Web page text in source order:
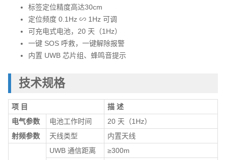
标签定位精度高达30cm
定位频度 0.1Hz ∽ 1Hz 可调
可充电式电池，20 天（1Hz）
一键 SOS 呼救，一键解除报警
内置 UWB 芯片组、蜂鸣音提示
技术规格
项 目
描 述
电气参数
电池工作时间
20 天（1Hz）
射频参数
天线类型 内置天线
UWB 通信距离
≥300m